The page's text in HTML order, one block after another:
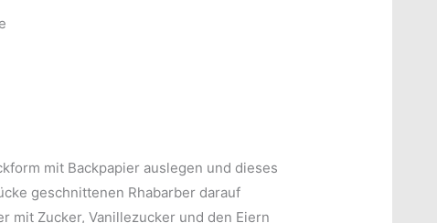
mit Backpapier auslegen und dieses
geschnittenen Rhabarber darauf
mit Zucker, Vanillezucker und den Eiern